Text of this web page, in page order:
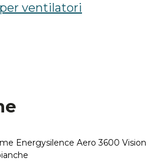
ventilatori
Energysilence Aero 3600 Vision